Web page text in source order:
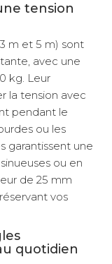
tension
m et 5 m) sont
avec une
kg. Leur
la tension avec
pendant le
ou les
garantissent une
ou en
de 25 mm
vos
quotidien